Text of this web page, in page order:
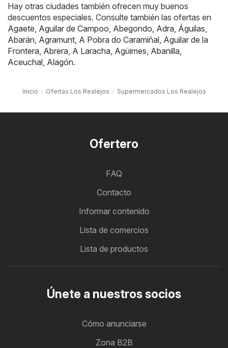
Hay otras ciudades también ofrecen muy buenos
descuentos especiales. Consulte también las ofertas en
Agaete Aguilar de Campoo Abegondo Adra Águilas
Abarán Agramunt A Pobra do Caramiñal Aguilar de la
Frontera Abrera A Laracha Agüimes Abanilla
Aceuchal Alagón.
Inicio Ofertas Los Realejos Supermercados Los Realejos
Ofertero
FAQ
Contacto
Informar contenido
Lista de comercios
Lista de productos
Únete a nuestros socios
Cómo anunciarse
Zona B2B